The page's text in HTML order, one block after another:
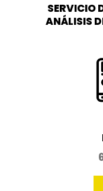
SERVICIO
ANÁLISIS